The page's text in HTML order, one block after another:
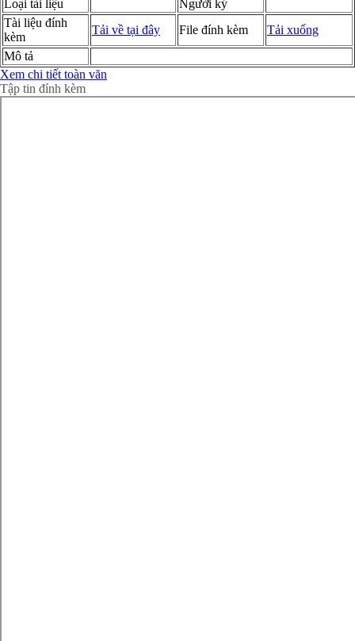
Loại tài liệu
Người ký
Tài liệu đính
kèm
Tải về tại đây File đính kèm
Tải xuống
Mô tả
Xem chi tiết toàn văn
Tập tin đính kèm